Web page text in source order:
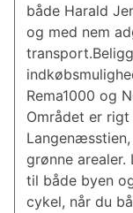
både Harald
og med nem
Rema1000 og
Området er
grønne
til både byen
cykel, når du